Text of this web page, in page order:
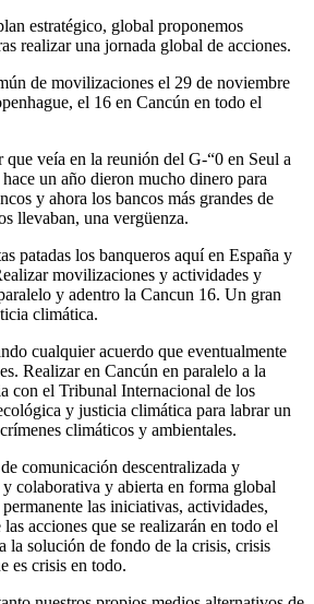
estratégico, global proponemos
realizar una jornada global de acciones.
de movilizaciones el 29 de noviembre
el 16 en Cancún en todo el
que veía en la reunión del G-“0 en Seul a
un año dieron mucho dinero para
y ahora los bancos más grandes de
llevaban, una vergüenza.
patadas los banqueros aquí en España y
movilizaciones y actividades y
y adentro la Cancun 16. Un gran
climática.
cualquier acuerdo que eventualmente
Realizar en Cancún en paralelo a la
con el Tribunal Internacional de los
y justicia climática para labrar un
climáticos y ambientales.
comunicación descentralizada y
colaborativa y abierta en forma global
las iniciativas, actividades,
acciones que se realizarán en todo el
la solución de fondo de la crisis, crisis
es crisis en todo.